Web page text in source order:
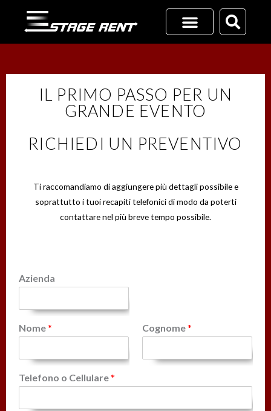
IL PRIMO PASSO PER UN
GRANDE EVENTO
RICHIEDI UN PREVENTIVO
Ti raccomandiamo di aggiungere più dettagli possibile e
soprattutto i tuoi recapiti telefonici di modo da poterti
contattare nel più breve tempo possibile.
Azienda
Nome* Cognome*
Telefono o Cellulare*